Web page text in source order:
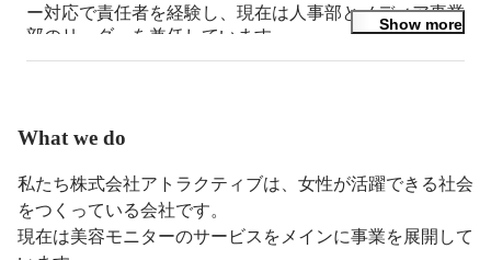
ー対応で責任者を経験し、現在は人事部とメディア事業
Show more
What we do
私たち株式会社アトラクティブは、女性が活躍できる社会
をつくっている会社です。
現在は美容モニターのサービスをメインに事業を展開して